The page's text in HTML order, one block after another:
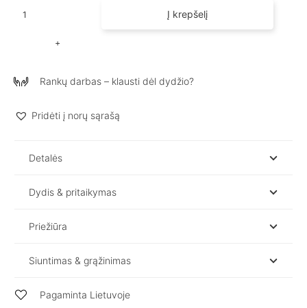
UPE
Dryžuoti
Į krepšelį
Rankų darbas – klausti dėl dydžio?
Pridėti į norų sąrašą
Detalės
Dydis & pritaikymas
Priežiūra
Siuntimas & grąžinimas
Pagaminta Lietuvoje